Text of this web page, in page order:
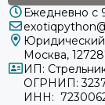
Ежедневно с
Юридический
Москва,
ИП:
ОГРНИП:
ИНН: